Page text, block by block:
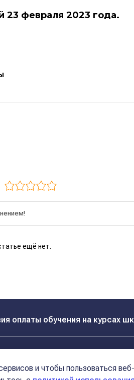
23 февраля 2023 года.
ещё нет.
оплаты обучения на курсах
Политика
и чтобы пользоваться